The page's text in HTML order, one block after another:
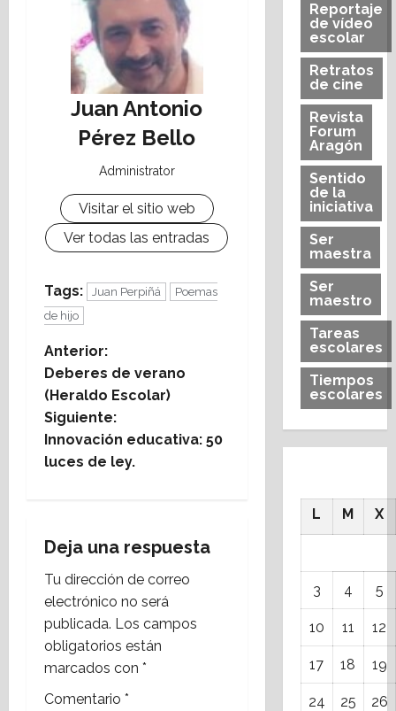
Juan Antonio
Pérez Bello
Administrator
Visitar el sitio web
Ver todas las entradas
Tags: Juan Perpiñá
Poemas
de hijo
N
a
v
e
a
c
i
ó
n
Anterior:
Deberes de verano
(Heraldo Escolar)
Siguiente:
Innovación educativa: 50
luces de ley.
Deja una respuesta
Tu dirección de correo
electrónico no será
publicada. Los campos
obligatorios están
marcados con *
Comentario *
Reportaje
de vídeo
escolar
Retratos
de cine
Revista
Forum
Aragón
Sentido
de la
iniciativa
Ser
maestra
Ser
maestro
Tareas
escolares
Tiempos
escolares
L M X
3 4 5
10 11 12
17 18 19
24 25 26